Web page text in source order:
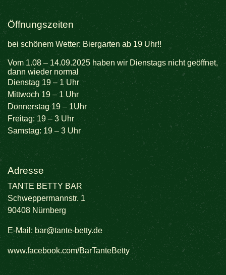
Öffnungszeiten
bei schönem Wetter: Biergarten ab 19 Uhr!!
Vom 1.08 – 14.09.2025 haben wir Dienstags nicht geöffnet,
dann wieder normal
Dienstag 19 – 1 Uhr
Mittwoch 19 – 1 Uhr
Donnerstag 19 – 1Uhr
Freitag: 19 – 3 Uhr
Samstag: 19 – 3 Uhr
Adresse
TANTE BETTY BAR
Schweppermannstr. 1
90408 Nürnberg
E-Mail: bar@tante-betty.de
www.facebook.com/BarTanteBetty